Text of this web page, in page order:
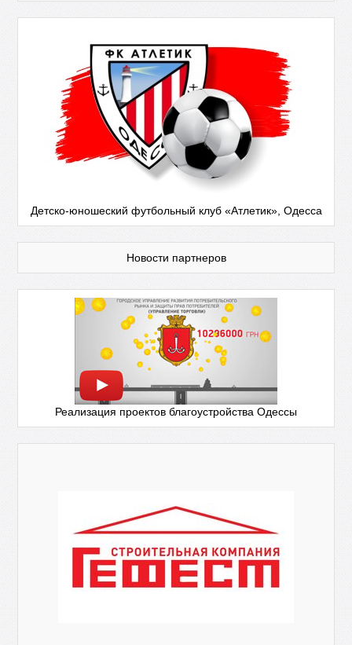
Детско-юношеский футбольный клуб «Атлетик», Одесса
Новости партнеров
Реализация проектов благоустройства Одессы